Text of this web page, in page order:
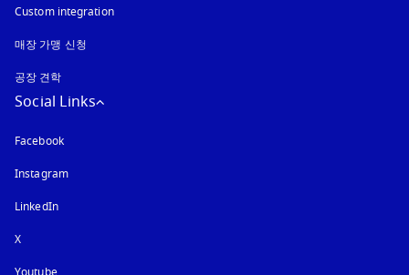
Custom integration
매장 가맹 신청
공장 견학
Social Links
Facebook
Instagram새 탭에서 열림
LinkedIn
X